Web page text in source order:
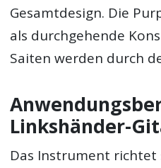
Gesamtdesign. Die
als durchgehende
Saiten werden durch
Linkshänder-
Das Instrument richtet